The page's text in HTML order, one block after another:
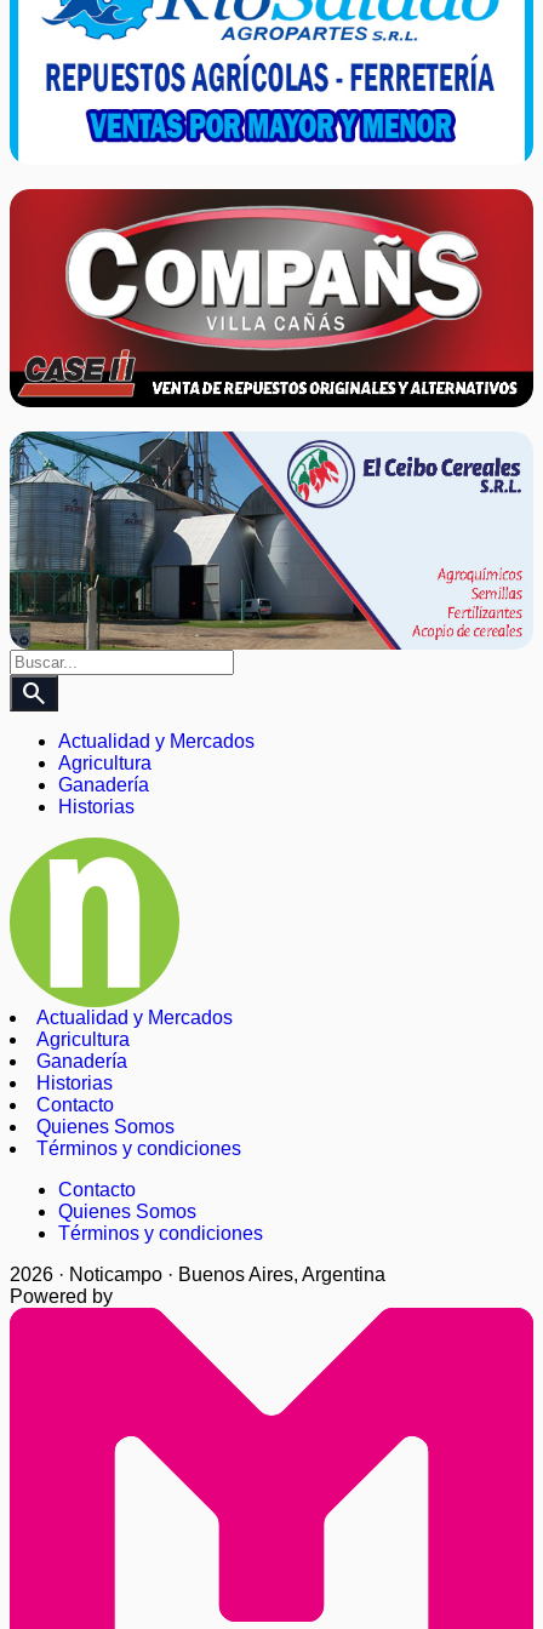
search
Actualidad y Mercados
Agricultura
Ganadería
Historias
Actualidad y Mercados
Agricultura
Ganadería
Historias
Contacto
Quienes Somos
Términos y condiciones
Contacto
Quienes Somos
Términos y condiciones
2026 · Noticampo · Buenos Aires, Argentina
Powered by